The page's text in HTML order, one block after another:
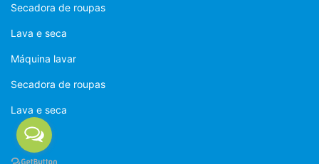
Secadora de roupas
Lava e seca
Máquina lavar
Secadora de roupas
Lava e seca